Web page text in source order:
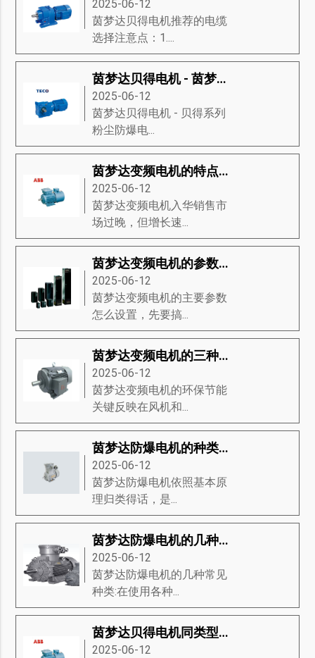
2025-06-12
茵梦达贝得电机推荐的电缆
选择注意点：1....
茵梦达贝得电机 - 茵梦达粉尘防爆电动机
2025-06-12
茵梦达贝得电机​ - 贝得系列
粉尘防爆电...
茵梦达变频电机的特点及维修
2025-06-12
茵梦达变频电机入华销售市
场过晚，但增长速...
茵梦达变频电机的参数该如何设置？
2025-06-12
茵梦达变频电机的主要参数
怎么设置，先要搞...
茵梦达变频电机的三种基础分类
2025-06-12
茵梦达变频电机的环保节能
关键反映在风机和...
茵梦达防爆电机的种类有哪些？茵梦达防爆电机的维修方式有哪些？
2025-06-12
茵梦达防爆电机​依照基本原
理归类得话，是...
茵梦达防爆电机的几种常见种类
2025-06-12
茵梦达防爆电机的几种常见
种类:在使用各种...
茵梦达贝得电机同类型商品的不同点
2025-06-12